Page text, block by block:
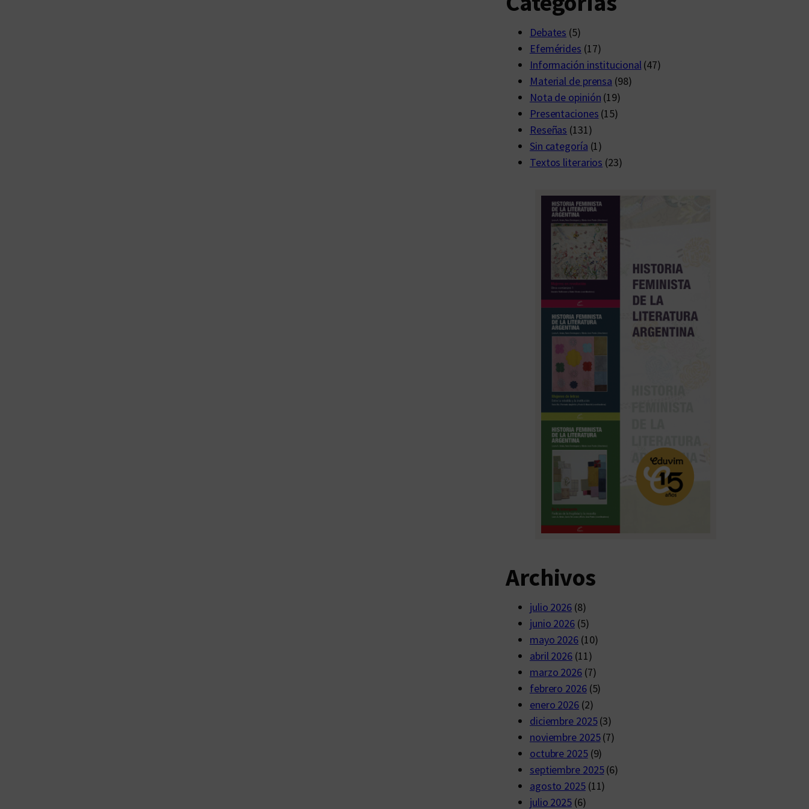
Debates (5)
Efemérides (17)
Información institucional(47)
Material de prensa (98)
Nota de opinión (19)
Presentaciones (15)
Reseñas (131)
Sin categoría (1)
Textos literarios (23)
Archivos
julio 2026(8)
junio 2026(5)
mayo 2026 (10)
abril 2026(11)
marzo 2026(7)
febrero 2026(5)
enero 2026(2)
diciembre 2025(3)
noviembre 2025(7)
octubre 2025(9)
septiembre 2025(6)
agosto 2025(11)
julio 2025(6)